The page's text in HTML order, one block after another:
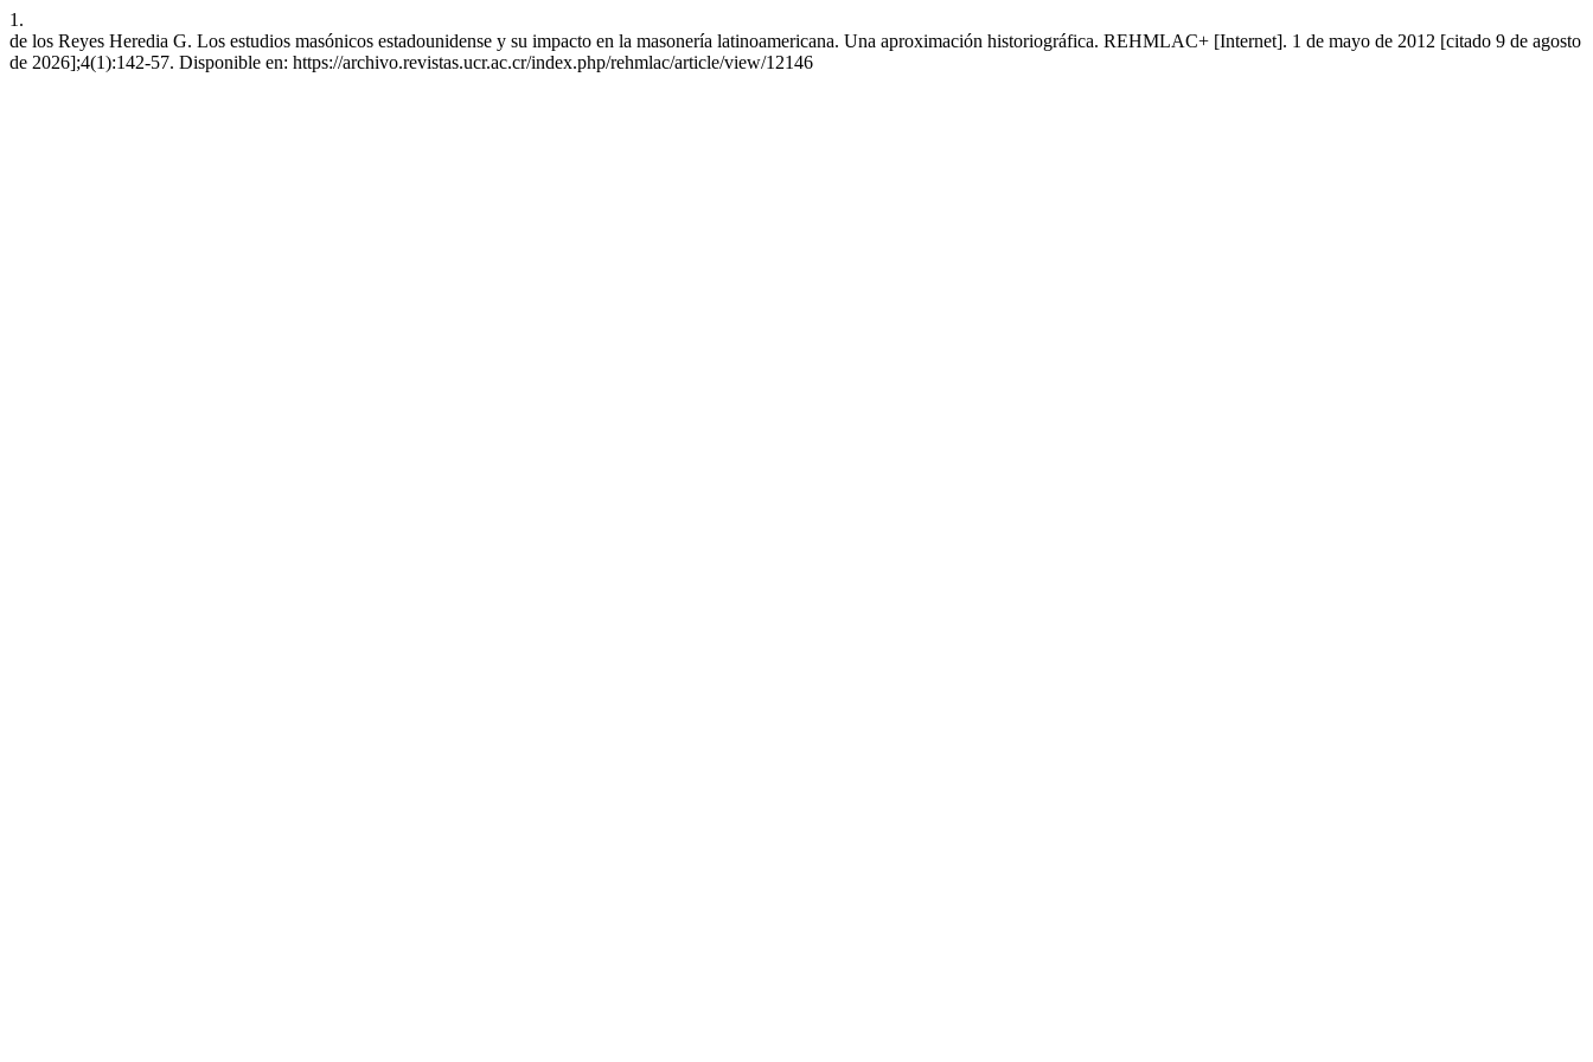
1.
de los Reyes Heredia G. Los estudios masónicos estadounidense y su impacto en la masonería latinoamericana. Una aproximación historiográfica. REHMLAC+ [Internet]. 1 de mayo de 2012 [citado 9 de agosto
de 2026];4(1):142-57. Disponible en: https://archivo.revistas.ucr.ac.cr/index.php/rehmlac/article/view/12146